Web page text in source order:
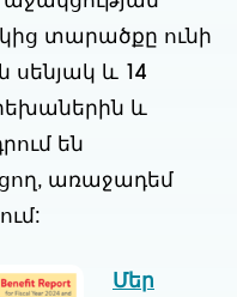
տարածքը ունի
սենյակ և 14
և
են
առաջադեմ
Մեր